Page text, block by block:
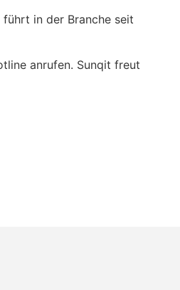
in der Branche seit
anrufen. Sunqit freut